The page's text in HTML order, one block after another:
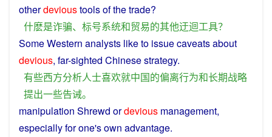
otherdevioustoolsofthetrade?
什麽是诈骗、 标号系统和贸易的其他迂迴工具？
SomeWestern analysts liketo issuecaveatsabout
devious, far-sighted Chinesestrategy.
有些西方分析人士喜欢就中国的偏离行为和长期战略
提出一些告诫。
manipulation Shrewd ordevious management,
especiallyforone'sown advantage.